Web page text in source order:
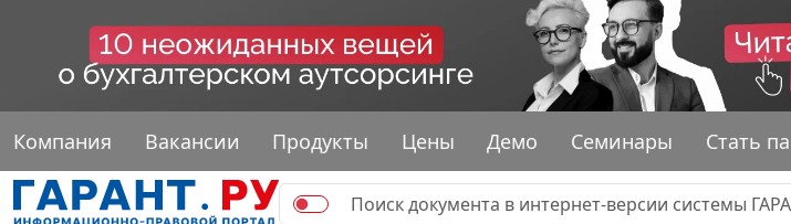
Компания Вакансии Продукты Цены Демо Семинары Стать